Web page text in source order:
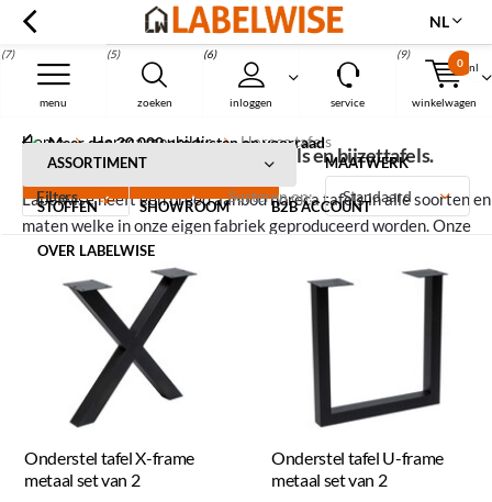
nl
zoeken
(5)
inloggen
(6)
menu
(7)
service winkelwagen
0
(9)
Menu
NL
Meer dan 30.000 producten op voorraad
ASSORTIMENT MAATWERK
STOFFEN SHOWROOM B2B ACCOUNT
OVER LABELWISE
Home Horeca meubilair Horeca tafels
Horeca tafels, bartafels, salontafels en bijzettafels.
Labelwise heeft een breed aanbod horeca tafels in alle soorten en
maten welke in onze eigen fabriek geproduceerd worden. Onze
horeca tafels zijn ook geschikt voor kantoorinrichting en kantine
inrichting.
Filters Sorteren op:
Onderstel tafel X-frame
metaal set van 2
Onderstel tafel U-frame
metaal set van 2